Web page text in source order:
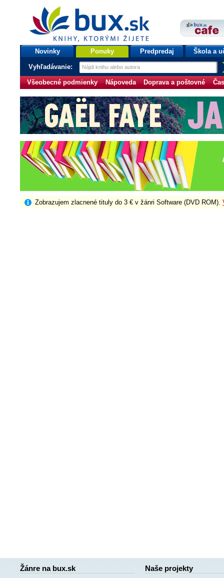
bux.sk
knihy, ktorými žijete
Úvodná stránka
Novinky Ponuky Predpredaj Škola a
Vyhľadávanie:
Všeobecné podmienky Nápoveda Doprava a poštovné
Zobrazujem zlacnené tituly do 3 € v žánri Software (DVD ROM).
Žánre na bux.sk Naše projekty